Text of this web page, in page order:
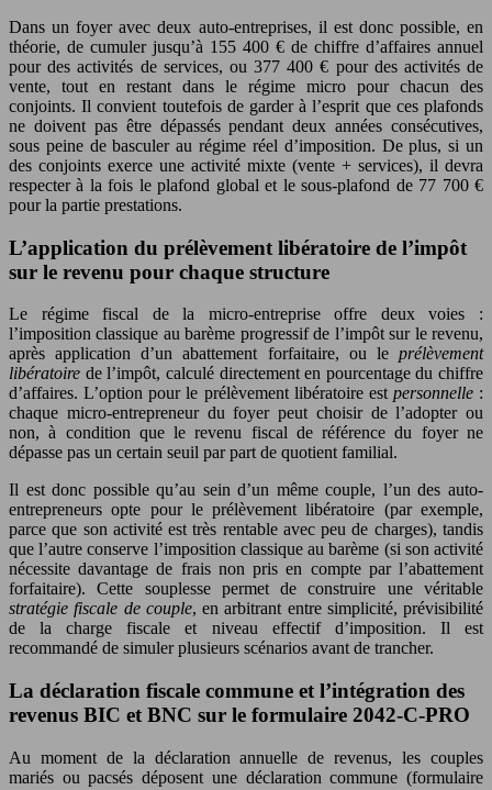
Dans un foyer avec deux auto-entreprises, il est donc possible, en
théorie, de cumuler jusqu’à 155 400 € de chiffre d’affaires annuel
pour des activités de services, ou 377 400 € pour des activités de
vente, tout en restant dans le régime micro pour chacun des
conjoints. Il convient toutefois de garder à l’esprit que ces plafonds
ne doivent pas être dépassés pendant deux années consécutives,
sous peine de basculer au régime réel d’imposition. De plus, si un
des conjoints exerce une activité mixte (vente + services), il devra
respecter à la fois le plafond global et le sous-plafond de 77 700 €
pour la partie prestations.
L’application du prélèvement libératoire de l’impôt
sur le revenu pour chaque structure
Le régime fiscal de la micro-entreprise offre deux voies :
l’imposition classique au barème progressif de l’impôt sur le revenu,
après application d’un abattement forfaitaire, ou le prélèvement
libératoire de l’impôt, calculé directement en pourcentage du chiffre
d’affaires. L’option pour le prélèvement libératoire est personnelle:
chaque micro-entrepreneur du foyer peut choisir de l’adopter ou
non, à condition que le revenu fiscal de référence du foyer ne
dépasse pas un certain seuil par part de quotient familial.
Il est donc possible qu’au sein d’un même couple, l’un des auto-
entrepreneurs opte pour le prélèvement libératoire (par exemple,
parce que son activité est très rentable avec peu de charges), tandis
que l’autre conserve l’imposition classique au barème (si son activité
nécessite davantage de frais non pris en compte par l’abattement
forfaitaire). Cette souplesse permet de construire une véritable
stratégie fiscale de couple, en arbitrant entre simplicité, prévisibilité
de la charge fiscale et niveau effectif d’imposition. Il est
recommandé de simuler plusieurs scénarios avant de trancher.
La déclaration fiscale commune et l’intégration des
revenus BIC et BNC sur le formulaire 2042-C-PRO
Au moment de la déclaration annuelle de revenus, les couples
mariés ou pacsés déposent une déclaration commune (formulaire